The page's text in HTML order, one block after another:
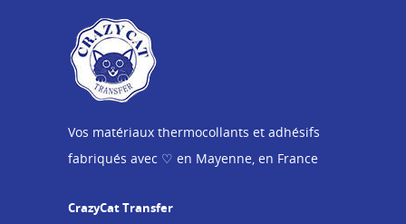
Vos matériaux thermocollants et adhésifs
fabriqués avec ♡ en Mayenne, en France
CrazyCat Transfer